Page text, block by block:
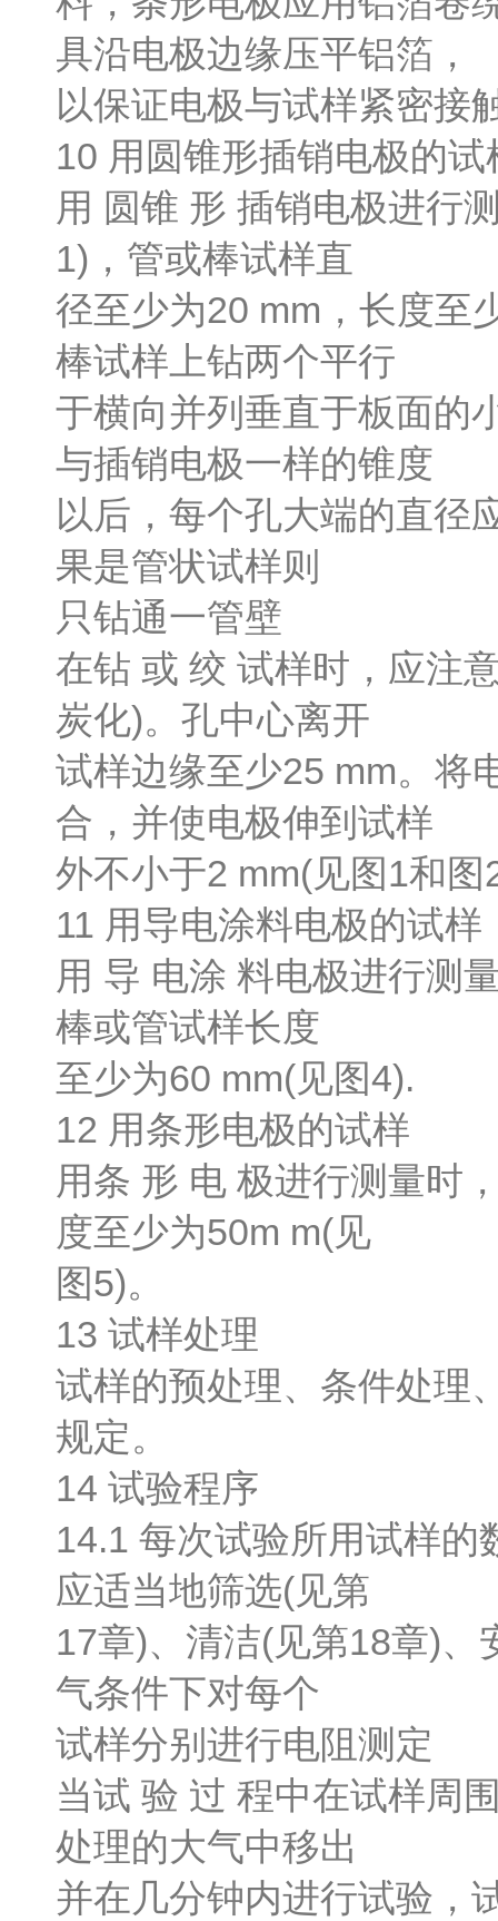
具沿电极边缘压平铝箔，
以保证电极与试样紧密接
10 用圆锥形插销电极的试
用 圆锥 形 插销电极进行
1)，管或棒试样直
径至少为20 mm，长度至
棒试样上钻两个平行
于横向并列垂直于板面的
与插销电极一样的锥度
以后，每个孔大端的直径
果是管状试样则
只钻通一管壁
在钻 或 绞 试样时，应注
炭化)。孔中心离开
试样边缘至少25 mm。将
合，并使电极伸到试样
外不小于2 mm(见图1和图
11 用导电涂料电极的试样
用 导 电涂 料电极进行测
棒或管试样长度
至少为60 mm(见图4).
12 用条形电极的试样
用条 形 电 极进行测量时
度至少为50m m(见
图5)。
13 试样处理
试样的预处理、条件处理
规定。
14 试验程序
14.1 每次试验所用试样
应适当地筛选(见第
17章)、清洁(见第18章)
气条件下对每个
试样分别进行电阻测定
当试 验 过 程中在试样周
处理的大气中移出
并在几分钟内进行试验，